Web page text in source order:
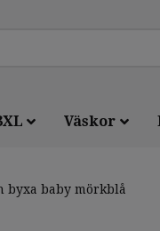
Väskor
baby mörkblå